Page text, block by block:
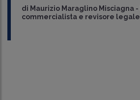
di Maurizio Maraglino Misciagna -
commercialista e revisore legale